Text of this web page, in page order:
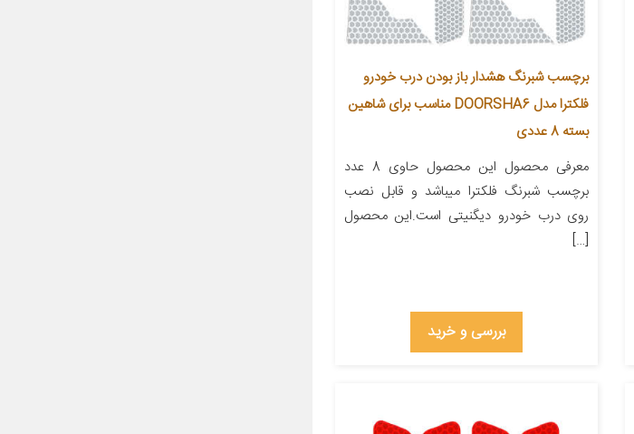
برچسب شبرنگ هشدار باز بودن درب خودرو
فلکترا مدل DOORSHA6 مناسب برای شاهین
بسته 8 عددی
معرفی محصول این محصول حاوی 8 عدد
برچسب شبرنگ فلکترا میباشد و قابل نصب
روی درب خودرو دیگنیتی است.این محصول
[…]
بررسی و خرید